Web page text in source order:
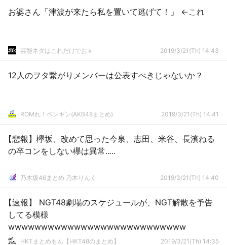
お婆さん「津波が来たら私を置いて逃げて！」 ←これ
芸能ネタはこれだけでおｋ 2019/3/21(Th) 14:43
12人のヲタ繋がりメンバーは公表すべきじゃないか？
ROMれ！ペンギン(AKB48まとめ) 2019/3/21(Th) 14:41
【悲報】欅坂、改めて思った今泉、志田、米谷、長濱ねる
の卒コンをしない欅は異常.....
乃木坂46まとめ 乃木りんく 2019/3/21(Th) 14:40
【速報】 NGT48劇場のスケジュールが、NGT解散を予告
してる模様
wwwwwwwwwwwwwwwwwwwwwwwwwww
HKTまとめもん【HKT48のまとめ】 2019/3/21(Th) 14:35